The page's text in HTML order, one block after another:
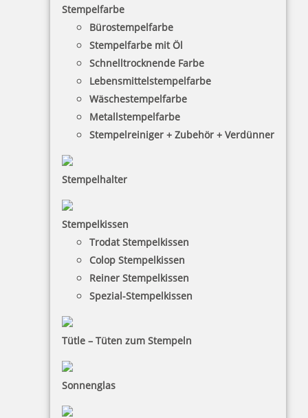
Stempelfarbe
Bürostempelfarbe
Stempelfarbe mit Öl
Schnelltrocknende Farbe
Lebensmittelstempelfarbe
Wäschestempelfarbe
Metallstempelfarbe
Stempelreiniger + Zubehör + Verdünner
Stempelhalter
Stempelkissen
Trodat Stempelkissen
Colop Stempelkissen
Reiner Stempelkissen
Spezial-Stempelkissen
Tütle – Tüten zum Stempeln
Sonnenglas
HINWEISE
Versandinformationen
Zahlungsbedingungen
Bestellhinweise
INFORMATIONEN